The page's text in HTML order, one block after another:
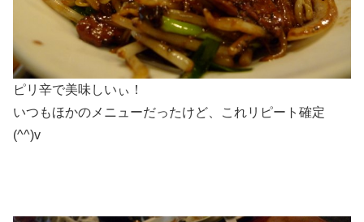
ピリ辛で美味しいぃ！
いつもほかのメニューだったけど、これリピート確定
(^^)v